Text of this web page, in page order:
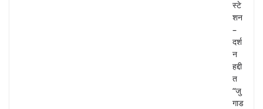
स्टे
शन
–
दर्श
न
हद्दी
त
“जु
गाड